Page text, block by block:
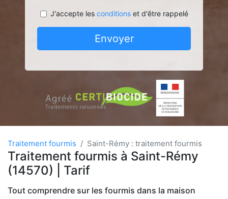
J'accepte les conditionset d'être rappelé
Envoyer
Traitement fourmis Saint-Rémy : traitement fourmis
Traitement fourmis à Saint-Rémy
(14570) | Tarif
Tout comprendre sur les fourmis dans la maison